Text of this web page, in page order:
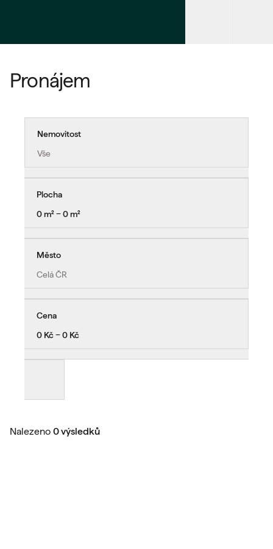
Pronájem
Nemovitost
Vše
Plocha
0 m² − 0 m²
Město
Celá ČR
Cena
0 Kč − 0 Kč
Nalezeno 0 výsledků